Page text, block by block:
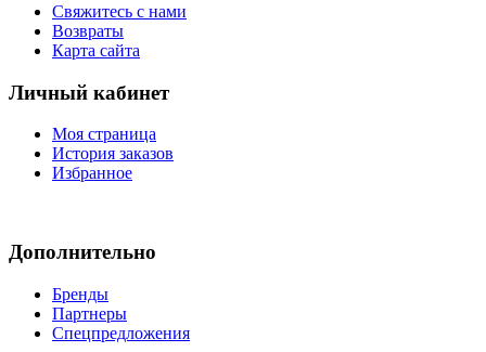
Свяжитесь с нами
Возвраты
Карта сайта
Личный кабинет
Моя страница
История заказов
Избранное
Дополнительно
Бренды
Партнеры
Спецпредложения